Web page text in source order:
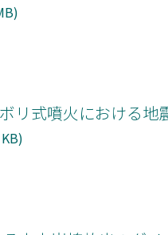
リ式噴火における地